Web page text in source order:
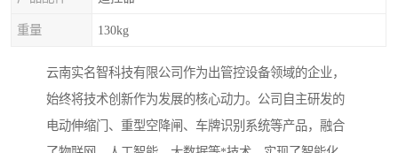
重量 130kg
云南实名智科技有限公司作为出管控设备领域的企业，
始终将技术创新作为发展的核心动力。公司自主研发的
电动伸缩门、重型空降闸、车牌识别系统等产品，融合